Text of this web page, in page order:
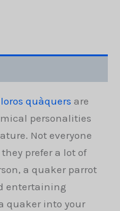
quàquers are
personalities
Not everyone
they prefer a lot of
a quaker parrot
entertaining
quaker into your